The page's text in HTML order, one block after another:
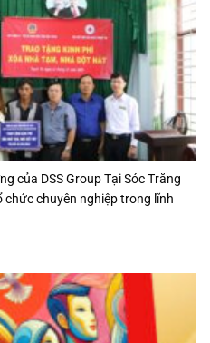
của DSS Group Tại Sóc Trăng
chức chuyên nghiệp trong lĩnh